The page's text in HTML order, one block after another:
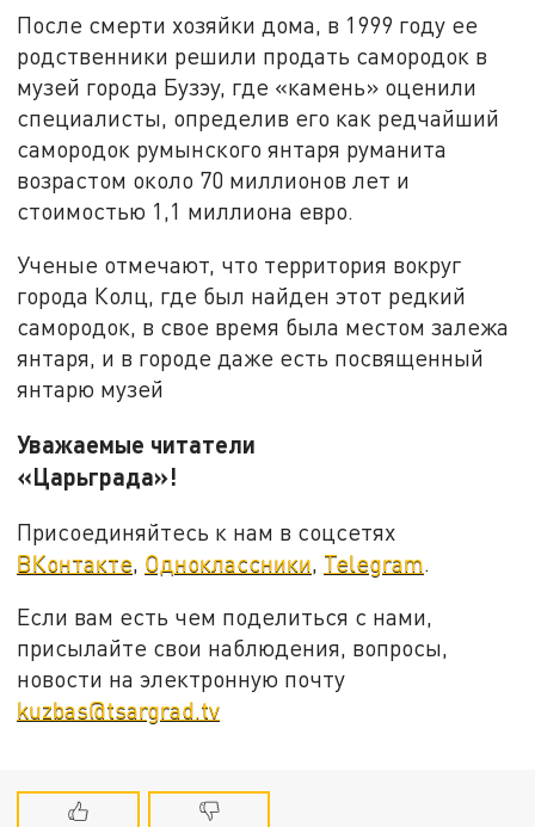
После смерти хозяйки дома, в 1999 году ее
родственники решили продать самородок в
музей города Бузэу, где «камень» оценили
специалисты, определив его как редчайший
самородок румынского янтаря руманита
возрастом около 70 миллионов лет и
стоимостью 1,1 миллиона евро.
Ученые отмечают, что территория вокруг
города Колц, где был найден этот редкий
самородок, в свое время была местом залежа
янтаря, и в городе даже есть посвященный
янтарю музей
Уважаемые читатели
«Царьграда»!
Присоединяйтесь к нам в соцсетях
ВКонтакте Одноклассники Telegram
Если вам есть чем поделиться с нами,
присылайте свои наблюдения, вопросы,
новости на электронную почту
kuzbas@tsargrad.tv